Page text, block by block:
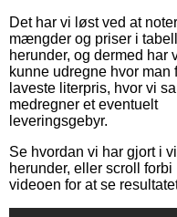
Det har vi løst ved at
mængder og priser i
herunder, og dermed har
kunne udregne hvor man
laveste literpris, hvor vi
medregner et eventuelt
leveringsgebyr.
Se hvordan vi har gjort i
herunder, eller scroll forbi
videoen for at se